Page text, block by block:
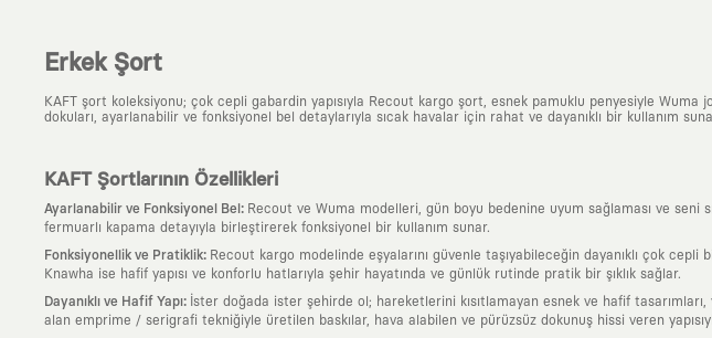
Erkek Şort
KAFT şort koleksiyonu; çok cepli gabardin yapısıyla Recout kargo şort, esnek pamuklu penyesiyle
dokuları, ayarlanabilir ve fonksiyonel bel detaylarıyla sıcak havalar için rahat ve dayanıklı bir kullanım
KAFT Şortlarının Özellikleri
Ayarlanabilir ve Fonksiyonel Bel : Recout ve Wuma modelleri, gün boyu bedenine uyum sağlaması ve seni
fermuarlı kapama detayıyla birleştirerek fonksiyonel bir kullanım sunar.
Fonksiyonellik ve Pratiklik: Recout kargo modelinde eşyalarını güvenle taşıyabileceğin dayanıklı çok
Knawha ise hafif yapısı ve konforlu hatlarıyla şehir hayatında ve günlük rutinde pratik bir şıklık sağlar.
Dayanıklı ve Hafif Yapı: İster doğada ister şehirde ol; hareketlerini kısıtlamayan esnek ve hafif
alan emprime / serigrafi tekniğiyle üretilen baskılar, hava alabilen ve pürüzsüz dokunuş hissi veren